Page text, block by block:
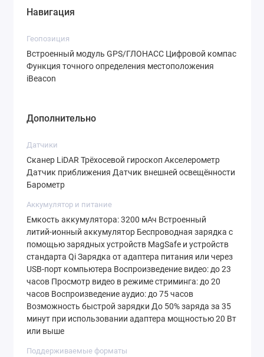
Навигация
Геопозиция
Встроенный модуль GPS/ГЛОНАСС Цифровой компас
Функция точного определения местоположения
iBeacon
Дополнительно
Датчики
Сканер LiDAR Трёхосевой гироскоп Акселерометр
Датчик приближения Датчик внешней освещённости
Барометр
Аккумулятор и питание
Емкость аккумулятора: 3200 мАч Встроенный
литий‑ионный аккумулятор Беспроводная зарядка с
помощью зарядных устройств MagSafe и устройств
стандарта Qi Зарядка от адаптера питания или через
USB‑порт компьютера Воспроиз­ведение видео: до 23
часов Просмотр видео в режиме стриминга: до 20
часов Воспроиз­ведение аудио: до 75 часов
Возможность быстрой зарядки До 50% заряда за 35
минут при использовании адаптера мощностью 20 Вт
или выше
Поддерживаемые форматы